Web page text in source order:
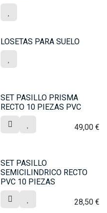
LOSETAS PARA SUELO
SET PASILLO PRISMA
RECTO 10 PIEZAS PVC
49,00€
SET PASILLO
SEMICILINDRICO RECTO
PVC 10 PIEZAS
28,50€